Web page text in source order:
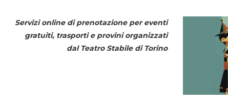
Servizi online di prenotazione per eventi
gratuiti, trasporti e provini organizzati
dal Teatro Stabile di Torino